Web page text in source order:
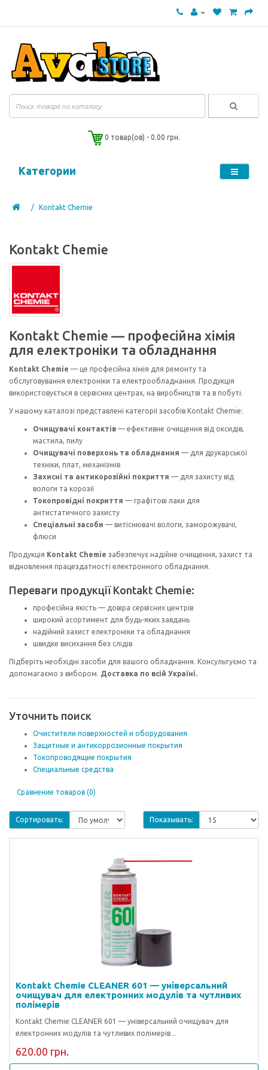
0 товар(ов) - 0.00 грн.
Категории
Kontakt Chemie
Kontakt Chemie
Kontakt Chemie — професійна хімія
для електроніки та обладнання
Kontakt Chemie — це професійна хімія для ремонту та
обслуговування електроніки та електрообладнання. Продукція
використовується в сервісних центрах, на виробництві та в побуті.
У нашому каталозі представлені категорії засобів Kontakt Chemie:
Очищувачі контактів — ефективне очищення від оксидів,
мастила, пилу
Очищувачі поверхонь та обладнання — для друкарської
техніки, плат, механізмів
Захисні та антикорозійні покриття — для захисту від
вологи та корозії
Токопровідні покриття — графітові лаки для
антистатичного захисту
Спеціальні засоби — витіснювачі вологи, заморожувачі,
флюси
Продукція Kontakt Chemie забезпечує надійне очищення, захист та
відновлення працездатності електронного обладнання.
Переваги продукції Kontakt Chemie:
професійна якість — довіра сервісних центрів
широкий асортимент для будь-яких завдань
надійний захист електроніки та обладнання
швидке висихання без слідів
Підберіть необхідні засоби для вашого обладнання. Консультуємо та
допомагаємо з вибором. Доставка по всій Україні.
Уточнить поиск
Очистители поверхностей и оборудования
Защитные и антикоррозионные покрытия
Токопроводящие покрытия
Специальные средства
Сравнение товаров (0)
Сортировать: Показывать:
Kontakt Chemie CLEANER 601 — універсальний
очищувач для електронних модулів та чутливих
полімерів
Kontakt Chemie CLEANER 601 — універсальний очищувач для
електронних модулів та чутливих полімерів ..
620.00 грн.